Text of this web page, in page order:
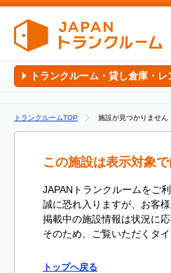
トランクルーム・貸し倉庫・
トランクルームTOP 施設が見つかりません
この施設は表示対象
JAPANトランクルームをご
誠に恐れ入りますが、お客
掲載中の施設情報は状況に
そのため、ご覧いただくタ
トップへ戻る